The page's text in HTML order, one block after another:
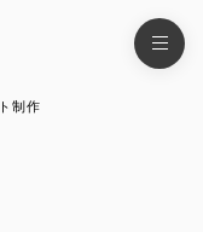
制作